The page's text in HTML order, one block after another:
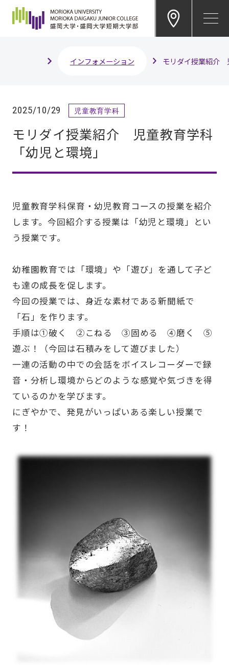
インフォメーション モリダイ授業紹介
2025/10/29 児童教育学科
モリダイ授業紹介 児童教育学科
「幼児と環境」
児童教育学科保育・幼児教育コースの授業を紹介
します。今回紹介する授業は「幼児と環境」とい
う授業です。
幼稚園教育では「環境」や「遊び」を通して子ど
も達の成長を促します。
今回の授業では、身近な素材である新聞紙で
「石」を作ります。
手順は①破く ②こねる ③固める ④磨く ⑤
遊ぶ！（今回は石積みをして遊びました）
一連の活動の中での会話をボイスレコーダーで録
音・分析し環境からどのような感覚や気づきを得
ているのかを学びます。
にぎやかで、発見がいっぱいある楽しい授業で
す！